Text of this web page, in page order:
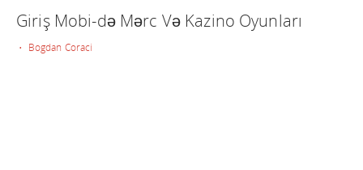
Giriş Mobi-də Mərc Və Kazino Oyunları
• Bogdan Coraci